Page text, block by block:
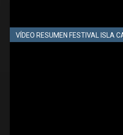
VÍDEO RESUMEN FESTIVAL ISLA